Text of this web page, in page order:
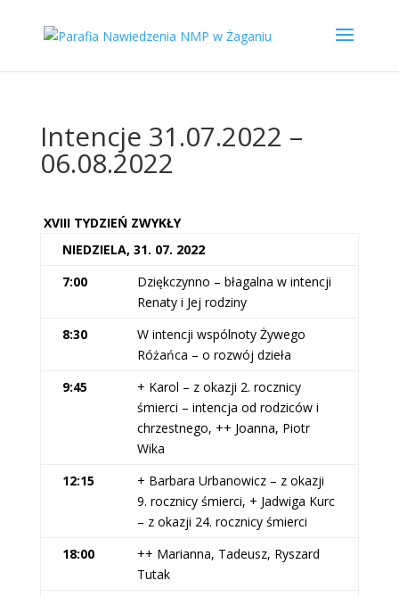
Intencje 31.07.2022 –
06.08.2022
XVIII TYDZIEŃ ZWYKŁY
NIEDZIELA, 31. 07. 2022
7:00
Dziękczynno – błagalna w intencji
Renaty i Jej rodziny
8:30
W intencji wspólnoty Żywego
Różańca – o rozwój dzieła
9:45
+ Karol – z okazji 2. rocznicy
śmierci – intencja od rodziców i
chrzestnego, ++ Joanna, Piotr
Wika
12:15
+ Barbara Urbanowicz – z okazji
9. rocznicy śmierci, + Jadwiga Kurc
– z okazji 24. rocznicy śmierci
18:00
++ Marianna, Tadeusz, Ryszard
Tutak